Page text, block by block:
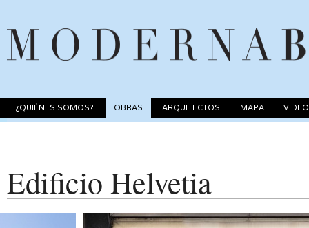
¿QUIÉNES SOMOS? OBRAS ARQUITECTOS MAPA
Edificio Helvetia